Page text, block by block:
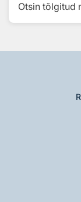
Otsin tõlgitud